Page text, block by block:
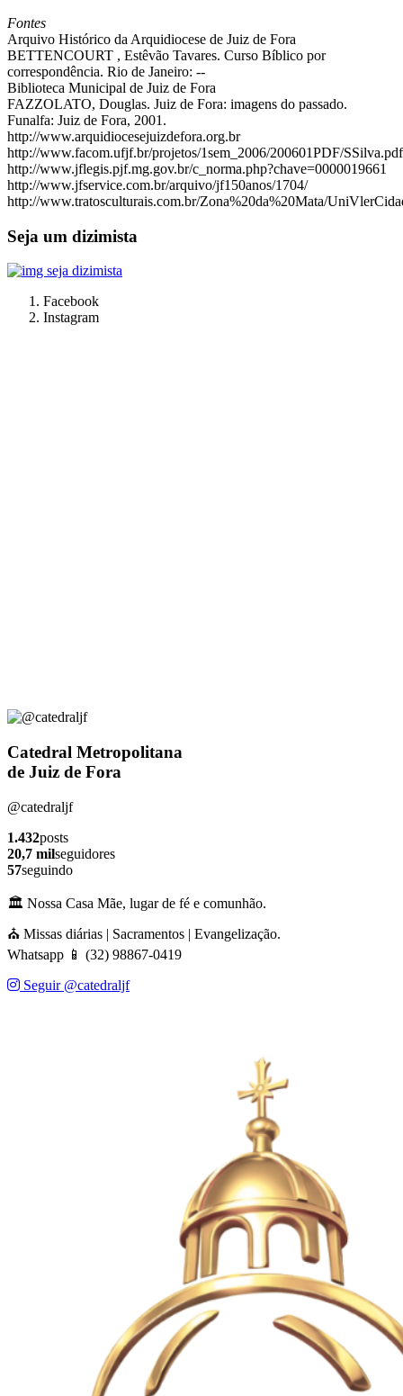
Fontes
Arquivo Histórico da Arquidiocese de Juiz de Fora
BETTENCOURT , Estêvão Tavares. Curso Bíblico por
correspondência. Rio de Janeiro: --
Biblioteca Municipal de Juiz de Fora
FAZZOLATO, Douglas. Juiz de Fora: imagens do passado.
Funalfa: Juiz de Fora, 2001.
http://www.arquidiocesejuizdefora.org.br
http://www.facom.ufjf.br/projetos/1sem_2006/200601PDF/SSilva.pdf
http://www.jflegis.pjf.mg.gov.br/c_norma.php?chave=0000019661
http://www.jfservice.com.br/arquivo/jf150anos/1704/
http://www.tratosculturais.com.br/Zona%20da%20Mata/
Seja um dizimista
Facebook
Instagram
Catedral Metropolitana
de Juiz de Fora
@catedraljf
1.432posts
20,7 milseguidores
57seguindo
🏛️ Nossa Casa Mãe, lugar de fé e comunhão.
⛪ Missas diárias | Sacramentos | Evangelização.
Whatsapp 📱 (32) 98867-0419
Seguir @catedraljf